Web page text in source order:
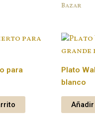
Bazar
para
Plato
blanco